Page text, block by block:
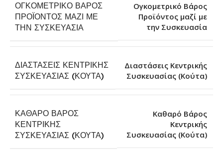
ΟΓΚΟΜΕΤΡΙΚΌ ΒΆΡΟΣ
ΠΡΟΪΌΝΤΟΣ ΜΑΖΊ ΜΕ
ΤΗΝ ΣΥΣΚΕΥΑΣΊΑ
Ογκομετρικό Βάρος
Προϊόντος μαζί με
την Συσκευασία
ΔΙΑΣΤΆΣΕΙΣ ΚΕΝΤΡΙΚΉΣ
ΣΥΣΚΕΥΑΣΊΑΣ (ΚΟΎΤΑ)
Διαστάσεις Κεντρικής
Συσκευασίας (Κούτα)
ΚΑΘΑΡΌ ΒΆΡΟΣ
ΚΕΝΤΡΙΚΉΣ
ΣΥΣΚΕΥΑΣΊΑΣ (ΚΟΎΤΑ)
Καθαρό Βάρος
Κεντρικής
Συσκευασίας (Κούτα)